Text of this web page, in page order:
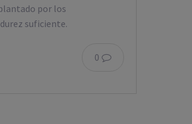
por los
suficiente.
0